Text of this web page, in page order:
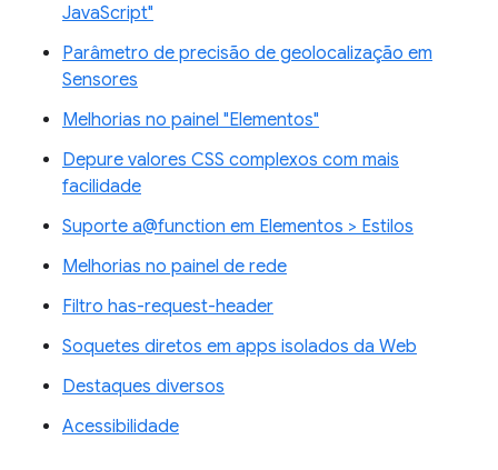
JavaScript"
Parâmetro de precisão de geolocalização em
Sensores
Melhorias no painel "Elementos"
Depure valores CSS complexos com mais
facilidade
Suporte a@function em Elementos > Estilos
Melhorias no painel de rede
Filtro has-request-header
Soquetes diretos em apps isolados da Web
Destaques diversos
Acessibilidade